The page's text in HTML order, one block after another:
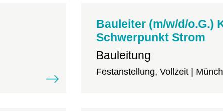
Bauleiter (m/w/d/o.G.)
Schwerpunkt Strom
Bauleitung
Festanstellung, Vollzeit |